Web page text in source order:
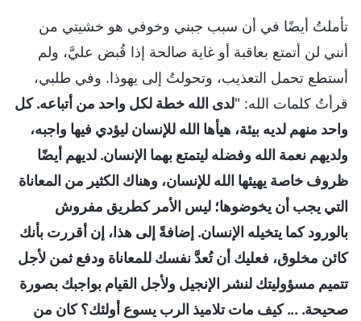
تأملتُ أيضًا في أن سبب جبني وخوفي هو خشيتي من
أنني لن أتمتع بعاقبة أو غاية صالحة إذا قُبض عليَّ، ولم
أستطع تحمل التعذيب، وتحولتُ إلى يهوذا. وفي طلبي،
قرأتُ كلمات الله: "لدى الله خطة لكل واحد من أتباعه. كل
واحد منهم لديه بيئة، هيأها الله للإنسان ليؤدي فيها واجبه،
ولديهم نعمة الله وفضله ليتمتع بهما الإنسان. لديهم أيضًا
ظروف خاصة يهيئها الله للإنسان، وهناك الكثير من المعاناة
التي يجب أن يخوضوها؛ ليس الأمر كطريق مفروش
بالورود كما يتخيله الإنسان. إضافةً إلى هذا، إن أقررت بأنك
كائن مخلوق، فعليك أن تُعدَّ نفسك للمعاناة ودفع ثمن لأجل
تتميم مسؤوليتك لنشر الإنجيل ولأجل القيام بواجبك بصورة
صحيحة. ... كيف مات تلاميذ الرب يسوع أولئك؟ كان من